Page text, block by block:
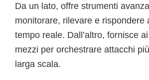
Da un lato, offre strumenti
monitorare, rilevare e rispondere
tempo reale. Dall’altro, fornisce
mezzi per orchestrare attacchi
larga scala.